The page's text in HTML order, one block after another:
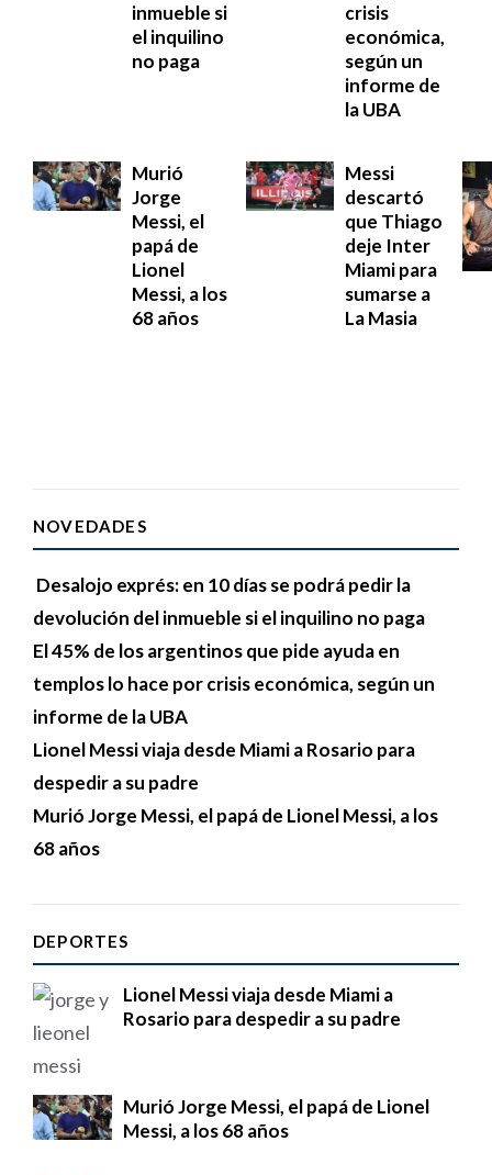
inmueble si
el inquilino
no paga
crisis
económica,
según un
informe de
la UBA
Murió
Jorge
Messi, el
papá de
Lionel
Messi, a los
68 años
Messi
descartó
que Thiago
deje Inter
Miami para
sumarse a
La Masia
NOVEDADES
Desalojo exprés: en 10 días se podrá pedir la
devolución del inmueble si el inquilino no paga
El 45% de los argentinos que pide ayuda en
templos lo hace por crisis económica, según un
informe de la UBA
Lionel Messi viaja desde Miami a Rosario para
despedir a su padre
Murió Jorge Messi, el papá de Lionel Messi, a los
68 años
DEPORTES
Lionel Messi viaja desde Miami a
Rosario para despedir a su padre
Murió Jorge Messi, el papá de Lionel
Messi, a los 68 años